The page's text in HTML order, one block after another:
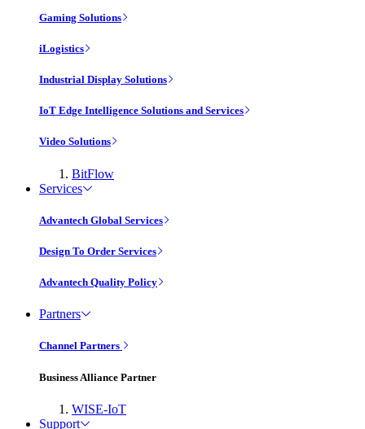
Gaming Solutions
iLogistics
Industrial Display Solutions
IoT Edge Intelligence Solutions and Services
Video Solutions
BitFlow
Services
Advantech Global Services
Design To Order Services
Advantech Quality Policy
Partners
Channel Partners
Business Alliance Partner
WISE-IoT
Support